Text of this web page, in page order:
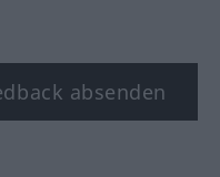
absenden